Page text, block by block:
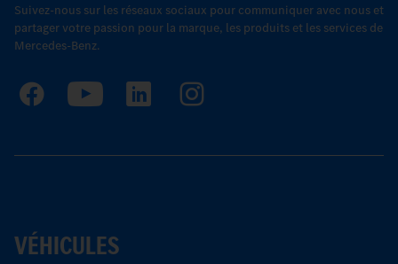
Suivez-nous sur les réseaux sociaux pour communiquer avec nous et
partager votre passion pour la marque, les produits et les services de
Mercedes-Benz.
VÉHICULES